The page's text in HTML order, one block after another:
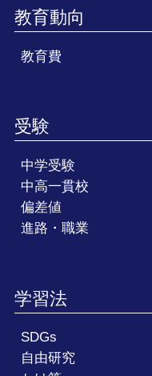
教育動向
教育費
受験
中学受験
中高一貫校
偏差値
進路・職業
学習法
SDGs
自由研究